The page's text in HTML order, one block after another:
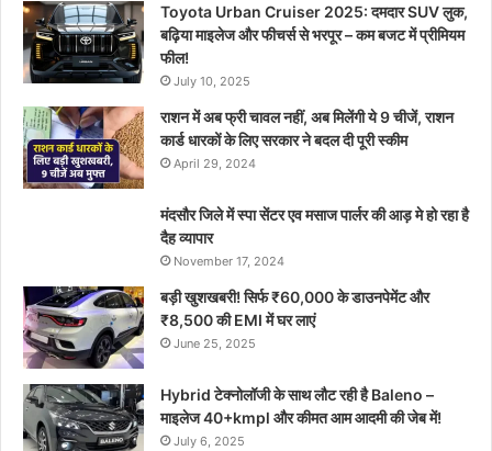
Toyota Urban Cruiser 2025: दमदार SUV लुक,
बढ़िया माइलेज और फीचर्स से भरपूर – कम बजट में प्रीमियम
फील!
July 10, 2025
राशन में अब फ्री चावल नहीं, अब मिलेंगी ये 9 चीजें, राशन
कार्ड धारकों के लिए सरकार ने बदल दी पूरी स्कीम
April 29, 2024
मंदसौर जिले में स्पा सेंटर एव मसाज पार्लर की आड़ मे हो रहा है
दैह व्यापार
November 17, 2024
बड़ी खुशखबरी! सिर्फ ₹60,000 के डाउनपेमेंट और
₹8,500 की EMI में घर लाएं
June 25, 2025
Hybrid टेक्नोलॉजी के साथ लौट रही है Baleno –
माइलेज 40+kmpl और कीमत आम आदमी की जेब में!
July 6, 2025